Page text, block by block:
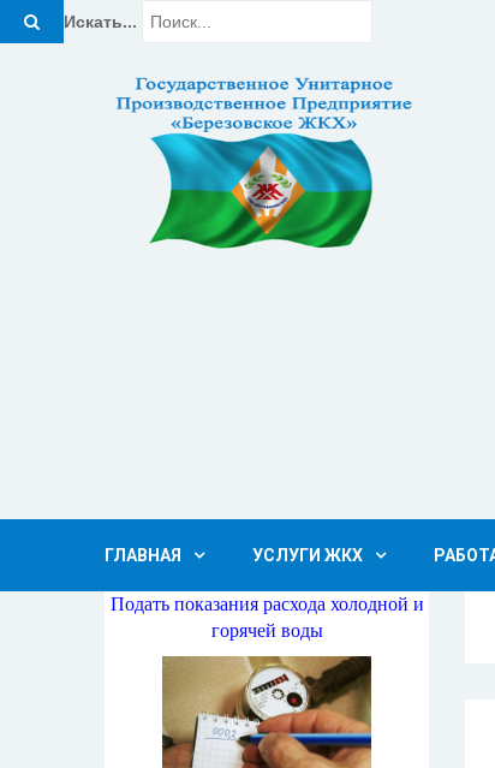
Искать...
ГЛАВНАЯ УСЛУГИ ЖКХ
Подать показания расхода холодной и
горячей воды